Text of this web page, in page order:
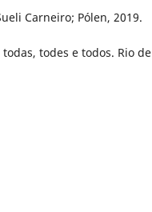
Carneiro; Pólen, 2019.
todes e todos. Rio de